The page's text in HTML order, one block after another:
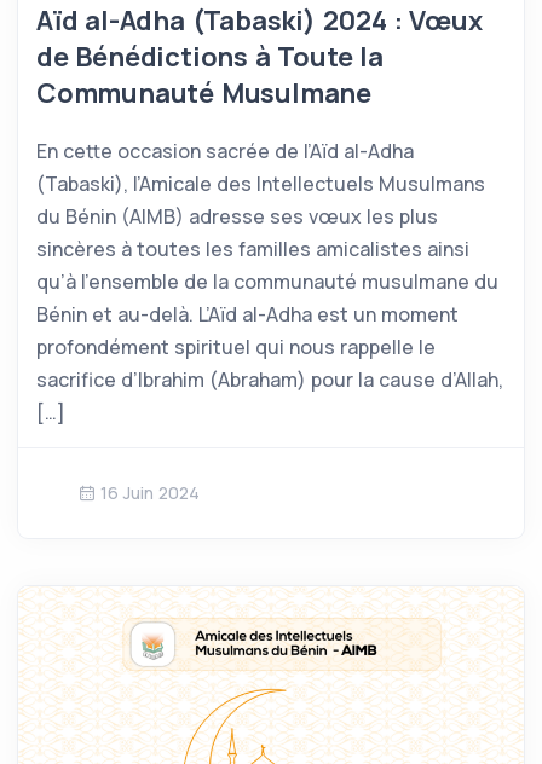
Aïd al-Adha (Tabaski) 2024 : Vœux
de Bénédictions à Toute la
Communauté Musulmane
En cette occasion sacrée de l’Aïd al-Adha
(Tabaski), l’Amicale des Intellectuels Musulmans
du Bénin (AIMB) adresse ses vœux les plus
sincères à toutes les familles amicalistes ainsi
qu’à l’ensemble de la communauté musulmane du
Bénin et au-delà. L’Aïd al-Adha est un moment
profondément spirituel qui nous rappelle le
sacrifice d’Ibrahim (Abraham) pour la cause d’Allah,
[…]
16 Juin 2024